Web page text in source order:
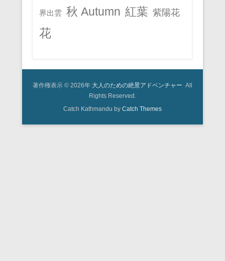
界出雲 秋 Autumn 紅葉 紫陽花
花
著作権表示 © 2026年 大人のための絶景アドベンチャー All
Rights Reserved.
Catch Kathmandu by Catch Themes